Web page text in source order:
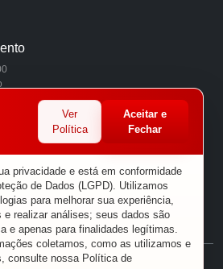
® XBRINDES
Ver
Política
Aceitar e
Fechar
privacidade e está em conformidade
de Dados (LGPD). Utilizamos
para melhorar sua experiência,
e realizar análises; seus dados são
e apenas para finalidades legítimas.
coletamos, como as utilizamos e
consulte nossa Política de